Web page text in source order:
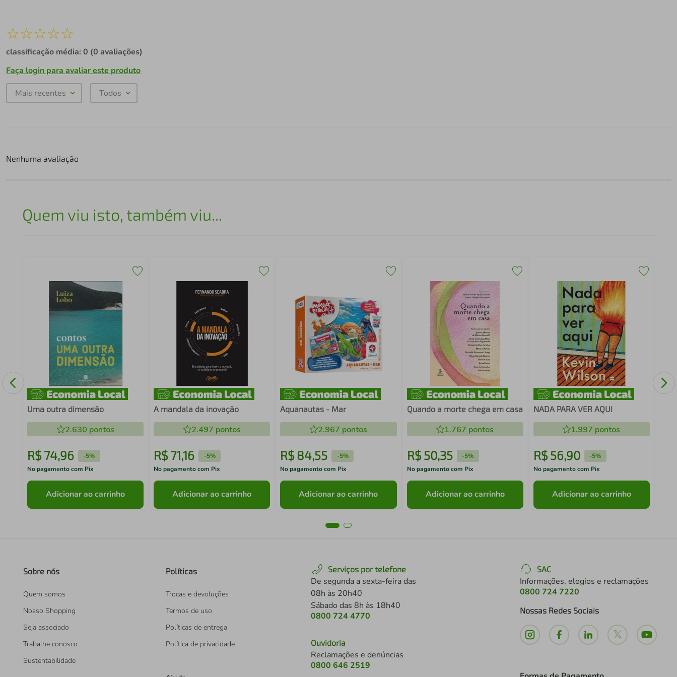
☆☆☆☆☆
classificação média: 0 (0 avaliações)
Faça login para avaliar este produto
Mais recentes Todos
Nenhuma avaliação
Quem viu isto, também viu...
Uma outra dimensão
2.630 pontos
R$ 74,96 -5%
No pagamento com Pix
Adicionar ao carrinho
A mandala da inovação
2.497 pontos
R$ 71,16 -5%
No pagamento com Pix
Adicionar ao carrinho
Aquanautas - Mar
2.967 pontos
R$84,55 -5%
No pagamento com Pix
Adicionar ao carrinho
Quando a morte chega em casa
1.767 pontos
R$ 50,35 -5%
No pagamento com Pix
Adicionar ao carrinho
NADA PARA VER AQUI
1.997 pontos
R$ 56,90 -5%
No pagamento com Pix
Adicionar ao carrinho
Sobre nós
Quem somos
Nosso Shopping
Seja associado
Trabalhe conosco
Sustentabilidade
Políticas
Trocas e devoluções
Termos de uso
Políticas de entrega
Política de privacidade
Serviços por telefone
De segunda a sexta-feira das
08h às 20h40
Sábado das 8h às 18h40
0800 724 4770
Ouvidoria
Reclamações e denúncias
0800 646 2519
SAC
Informações, elogios e reclamações
0800 724 7220
Nossas Redes Sociais